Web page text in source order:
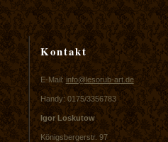
Kontakt
E-Mail:info@lesorub-art.de
Handy: 0175/3356783
Igor Loskutow
Königsbergerstr. 97